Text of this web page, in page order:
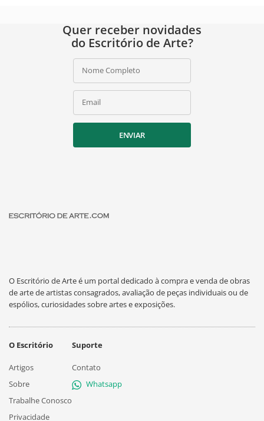
Quer receber novidades
do Escritório de Arte?
Nome Completo
Email
ENVIAR
O Escritório de Arte é um portal dedicado à compra e venda de obras
de arte de artistas consagrados, avaliação de peças individuais ou de
espólios, curiosidades sobre artes e exposições.
O Escritório
Artigos
Sobre
Trabalhe Conosco
Privacidade
Suporte
Contato
Whatsapp